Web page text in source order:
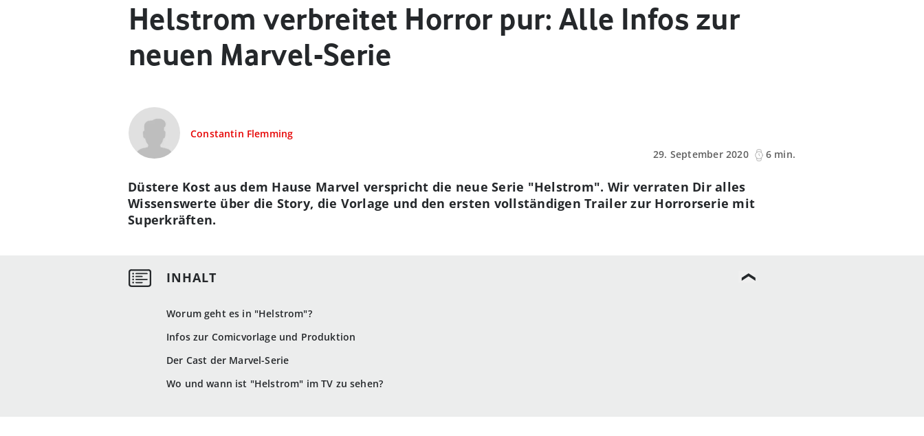
Helstrom verbreitet Horror pur: Alle Infos zur
neuen Marvel-Serie
Constantin Flemming
29. September 2020
6 min.
Worum geht es in "Helstrom"?
Infos zur Comicvorlage und Produktion
Der Cast der Marvel-Serie
Wo und wann ist "Helstrom" im TV zu sehen?
Düstere Kost aus dem Hause Marvel verspricht die neue Serie "Helstrom". Wir verraten Dir alles
Wissenswerte über die Story, die Vorlage und den ersten vollständigen Trailer zur Horrorserie mit
Superkräften.